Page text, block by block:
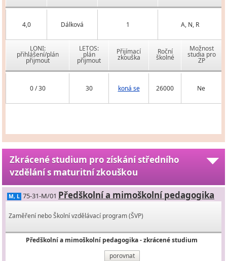
4,0 Dálková 1 A, N, R
LONI:
přihlášení/plán
přijmout
LETOS:
plán
přijmout
Přijímací
zkouška
Roční
školné
Možnost
studia pro
ZP
0 / 30 30 koná se 26000 Ne
Zkrácené studium pro získání středního
vzdělání s maturitní zkouškou
M, L 75-31-M/01 Předškolní a mimoškolní pedagogika
Zaměření nebo Školní vzdělávací program (ŠVP)
Předškolní a mimoškolní pedagogika - zkrácené studium
porovnat